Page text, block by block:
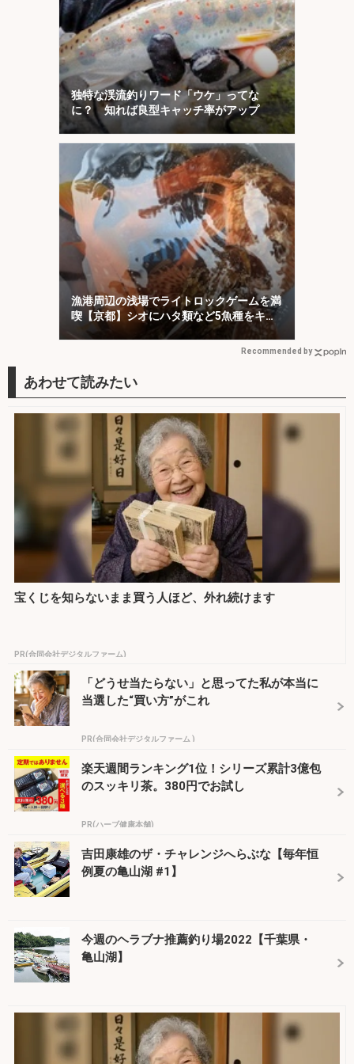
独特な渓流釣りワード「ウケ」ってな
に？ 知れば良型キャッチ率がアップ
漁港周辺の浅場でライトロックゲームを満
喫【京都】シオにハタ類など5魚種をキャ
ッチ！
Recommended by
宝くじを知らないまま買う人ほど、外れ続けます
PR(合同会社デジタルファーム)
「どうせ当たらない」と思ってた私が本当に
当選した“買い方”がこれ
PR(合同会社デジタルファーム )
楽天週間ランキング1位！シリーズ累計3億包
のスッキリ茶。380円でお試し
PR(ハーブ健康本舗)
吉田康雄のザ・チャレンジへらぶな【毎年恒
例夏の亀山湖 #1】
今週のヘラブナ推薦釣り場2022【千葉県・
亀山湖】